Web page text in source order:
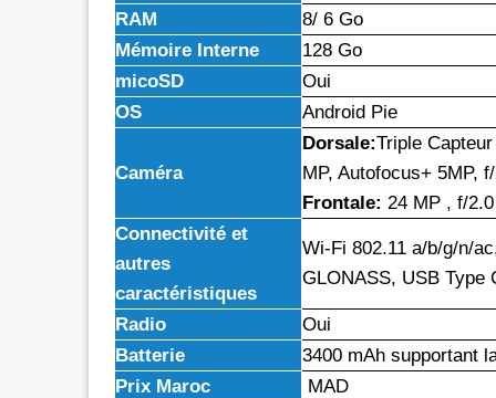
RAM
8/ 6 Go
Mémoire Interne
128 Go
micoSD
Oui
OS
Android Pie
Caméra
Dorsale:Triple
MP, Autofocus+ 5MP,
Frontale: 24 MP , f/2.0
Connectivité et
autres
caractéristiques
Wi-Fi 802.11 a/b/g/n/
GLONASS, USB Type
Radio
Oui
Batterie
3400 mAh supportant
Prix Maroc
MAD